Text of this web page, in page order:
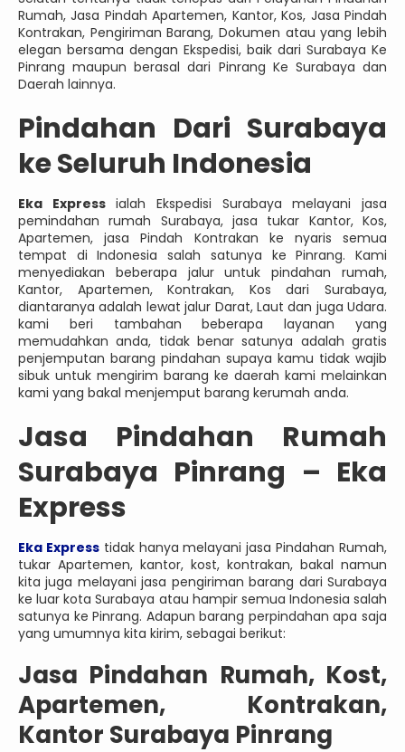
Rumah, Jasa Pindah Apartemen, Kantor, Kos, Jasa Pindah
Kontrakan, Pengiriman Barang, Dokumen atau yang lebih
elegan bersama dengan Ekspedisi, baik dari Surabaya Ke
Pinrang maupun berasal dari Pinrang Ke Surabaya dan
Daerah lainnya.
Pindahan Dari Surabaya
ke Seluruh Indonesia
Eka Expressialah Ekspedisi Surabaya melayani jasa
pemindahan rumah Surabaya, jasa tukar Kantor, Kos,
Apartemen, jasa Pindah Kontrakan ke nyaris semua
tempat di Indonesia salah satunya ke Pinrang. Kami
menyediakan beberapa jalur untuk pindahan rumah,
Kantor, Apartemen, Kontrakan, Kos dari Surabaya,
diantaranya adalah lewat jalur Darat, Laut dan juga Udara.
kami beri tambahan beberapa layanan yang
memudahkan anda, tidak benar satunya adalah gratis
penjemputan barang pindahan supaya kamu tidak wajib
sibuk untuk mengirim barang ke daerah kami melainkan
kami yang bakal menjemput barang kerumah anda.
Jasa Pindahan Rumah
Surabaya Pinrang – Eka
Express
Eka Expresstidak hanya melayani jasa Pindahan Rumah,
tukar Apartemen, kantor, kost, kontrakan, bakal namun
kita juga melayani jasa pengiriman barang dari Surabaya
ke luar kota Surabaya atau hampir semua Indonesia salah
satunya ke Pinrang. Adapun barang perpindahan apa saja
yang umumnya kita kirim, sebagai berikut:
Jasa Pindahan Rumah, Kost,
Apartemen, Kontrakan,
Kantor Surabaya Pinrang